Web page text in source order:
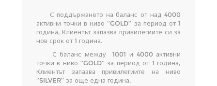
С поддържането на баланс от над 4000
активни точки в ниво ‘’GOLD’’ за период от 1
година, Клиентът запазва привилегиите си за
нов срок от 1 година.
С баланс между 1001 и 4000 активни
точки в ниво ‘’GOLD’’ за период от 1 година,
Клиентът запазва привилегиите на ниво
‘’SILVER’’ за още една година.